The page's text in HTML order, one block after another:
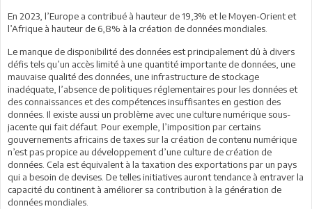
En 2023, l’Europe a contribué à hauteur de 19,3% et le Moyen-Orient et
l’Afrique à hauteur de 6,8% à la création de données mondiales.
Le manque de disponibilité des données est principalement dû à divers
défis tels qu’un accès limité à une quantité importante de données, une
mauvaise qualité des données, une infrastructure de stockage
inadéquate, l’absence de politiques réglementaires pour les données et
des connaissances et des compétences insuffisantes en gestion des
données. Il existe aussi un problème avec une culture numérique sous-
jacente qui fait défaut. Pour exemple, l’imposition par certains
gouvernements africains de taxes sur la création de contenu numérique
n’est pas propice au développement d’une culture de création de
données. Cela est équivalent à la taxation des exportations par un pays
qui a besoin de devises. De telles initiatives auront tendance à entraver la
capacité du continent à améliorer sa contribution à la génération de
données mondiales.